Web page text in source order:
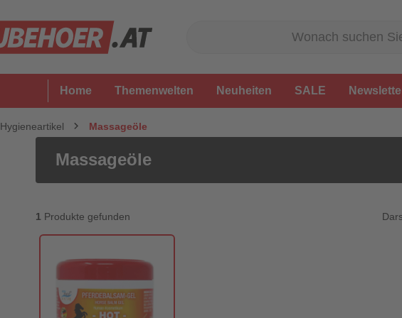
Home Themenwelten Neuheiten SALE
Hygieneartikel Massageöle
Massageöle
1 Produkte gefunden